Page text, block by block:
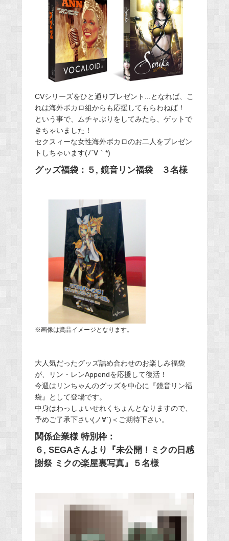
CVシリーズをひと通りプレゼント...となれば、こ
れは海外ボカロ組からも応援してもらわねば！
という事で、ムチャぶりをしてみたら、ゲットで
きちゃいました！
セクスィーな女性海外ボカロのお二人をプレゼン
トしちゃいます(ﾉ´∀｀*)
グッズ福袋：５, 鏡音リン福袋 ３名様
※画像は賞品イメージとなります。
大人気だったグッズ詰め合わせのお楽しみ福袋
が、リン・レンAppendを応援して復活！
今週はリンちゃんのグッズを中心に『鏡音リン福
袋』として登場です。
中身はわっしょいせれくちょんとなりますので、
予めご了承下さい(ノ∀`)＜ご期待下さい。
関係企業様 特別枠：
６, SEGAさんより『未公開！ミクの日感
謝祭 ミクの楽屋裏写真』５名様